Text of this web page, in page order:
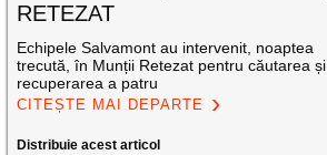
RETEZAT
Echipele Salvamont au intervenit, noaptea
trecută, în Munții Retezat pentru căutarea și
recuperarea a patru
CITEȘTE MAI DEPARTE
Distribuie acest articol